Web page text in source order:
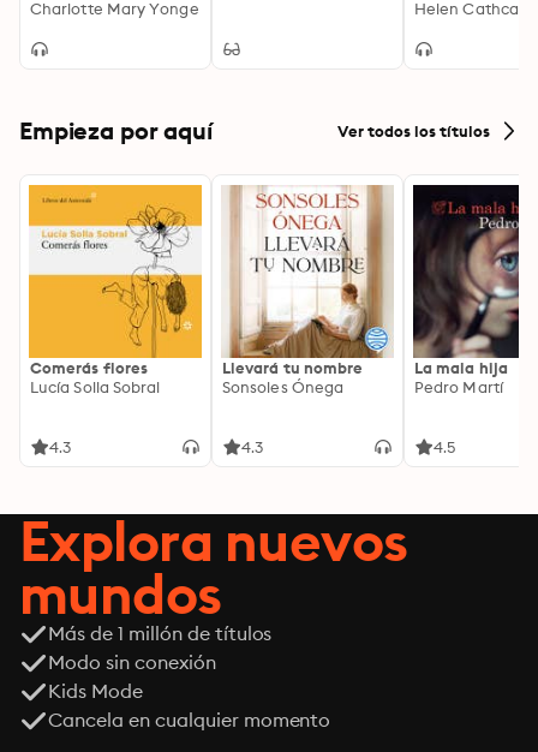
Charlotte Mary Yonge
Helen Cathcart
Empieza por aquí Ver todos los títulos
Comerás flores
Lucía Solla Sobral
4.3
Llevará tu nombre
Sonsoles Ónega
4.3
La mala hija
Pedro Martí
4.5
Explora nuevos
mundos
Más de 1 millón de títulos
Modo sin conexión
Kids Mode
Cancela en cualquier momento